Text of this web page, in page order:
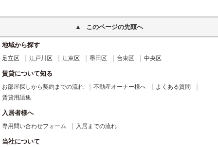
このページの先頭へ
地域から探す
足立区 江戸川区 江東区 墨田区 台東区 中央区
賃貸について知る
お部屋探しから契約までの流れ 不動産オーナー様へ
よくある質問
賃貸用語集
入居者様へ
専用問い合わせフォーム 入居までの流れ
当社について